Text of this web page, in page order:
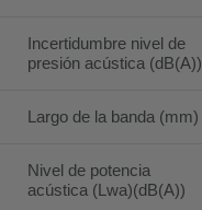
Incertidumbre nivel de
presión acústica (dB(A))
Largo de la banda (mm)
Nivel de potencia
acústica (Lwa)(dB(A))